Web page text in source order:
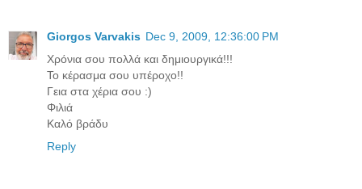
Giorgos Varvakis Dec 9, 2009, 12:36:00 PM
Χρόνια σου πολλά και δημιουργικά!!!
Το κέρασμα σου υπέροχο!!
Γεια στα χέρια σου :)
Φιλιά
Καλό βράδυ
Reply